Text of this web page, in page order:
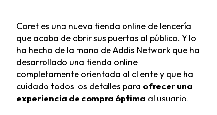
Coret es una nueva tienda online de lencería
que acaba de abrir sus puertas al público. Y lo
ha hecho de la mano de Addis Network que ha
desarrollado una tienda online
completamente orientada al cliente y que ha
cuidado todos los detalles para ofrecer una
experiencia de compra óptima al usuario.